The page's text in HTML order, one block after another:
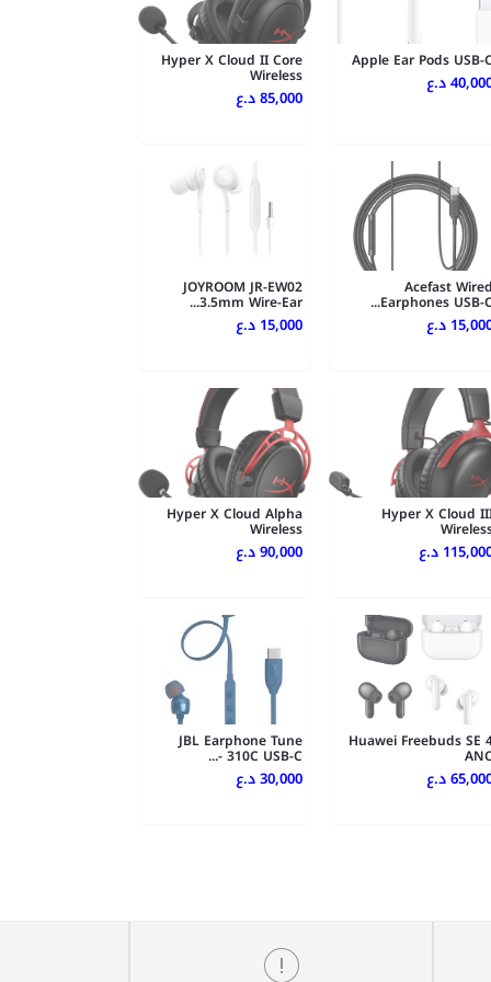
Apple Ear Pods USB-C
د.ع
Hyper X Cloud II Core
Wireless
85,000 د.ع
Acefast Wired
Earphones USB-C...
د.ع
JOYROOM JR-EW02
3.5mm Wire-Ear...
15,000 د.ع
Hyper X Cloud
د.ع
Hyper X Cloud Alpha
Wireless
90,000 د.ع
Huawei Freebuds SE
ANC
د.ع
JBL Earphone Tune
310C USB-C -...
30,000 د.ع